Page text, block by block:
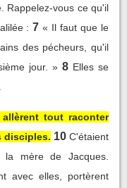
Rappelez-vous ce qu'il
: 7 « Il faut que le
des pécheurs, qu'il
jour. » 8 Elles se
tout raconter
disciples. 10 C'étaient
la mère de Jacques.
avec elles, portèrent